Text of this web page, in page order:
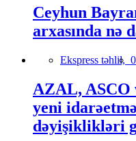
Ceyhun
arxasında nə
Ekspress təhlil,
AZAL, ASCO
yeni
dəyişiklikləri